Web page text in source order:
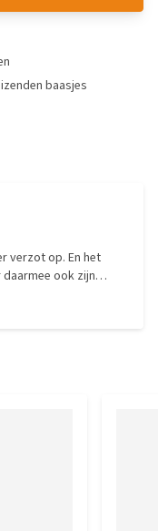
baasjes
verzot op. En het
ook zijn
3 handjes per dag